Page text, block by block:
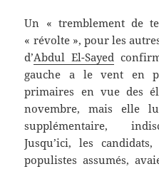
Un « tremblement de
« révolte », pour les
d’Abdul El-Sayed
gauche a le vent en
primaires en vue des
novembre, mais elle
supplémentaire,
Jusqu’ici, les
populistes assumés,